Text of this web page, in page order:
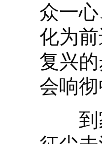
众一
化为
复兴
会响彻
到家